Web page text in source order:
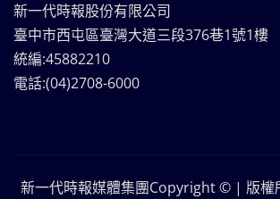
新一代時報股份有限公司
臺中市西屯區臺灣大道三段376巷1號1樓
統編:45882210
電話:(04)2708-6000
新一代時報媒體集團Copyright © | 版權